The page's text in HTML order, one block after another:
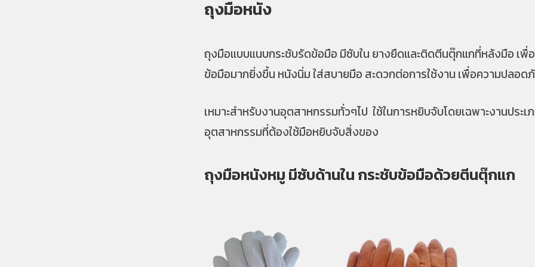
ถุงมือหนัง
ถุงมือแบบแนบกระชับรัดข้อมือ มีซับใน ยางยืดและติดตีนตุ๊กแกที่หลังมือ เพื่
ข้อมือมากยิ่งขึ้น หนังนิ่ม ใส่สบายมือ สะดวกต่อการใช้งาน เพื่อความปลอด
เหมาะสำหรับงานอุตสาหกรรมทั่วๆไป ใช้ในการหยิบจับโดยเฉพาะงานประเ
อุตสาหกรรมที่ต้องใช้มือหยิบจับสิ่งของ
ถุงมือหนังหมู มีซับด้านใน กระชับข้อมือด้วยตีนตุ๊กแก